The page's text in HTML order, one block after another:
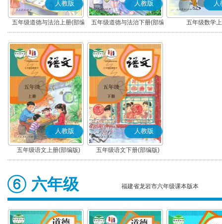
人教版
五年级道德与法治上册(部编
版)
人教版
五年级道德与法治下册(部编
版)
人
五年级数学
人教版
五年级语文上册(部编版)
人教版
五年级语文下册(部编版)
六年级 福建省龙岩市六年级课本版本